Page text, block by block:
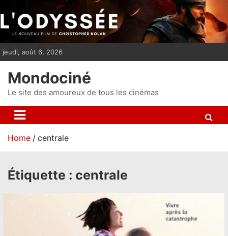
i
p
t
n
t
jeudi, août 6, 2026
Mondociné
Le site des amoureux de tous les cinémas
Home centrale
Étiquette : centrale